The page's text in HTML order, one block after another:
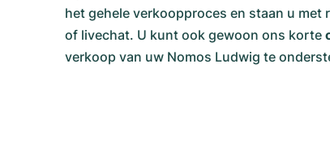
het gehele verkoopproces en staan u
of livechat. U kunt ook gewoon ons korte
verkoop van uw Nomos Ludwig te